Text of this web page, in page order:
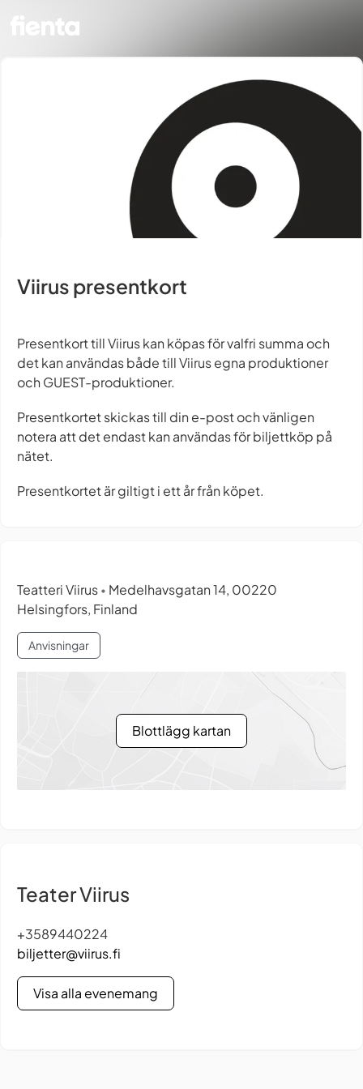
Viirus presentkort
Presentkort till Viirus kan köpas för valfri summa och
det kan användas både till Viirus egna produktioner
och GUEST-produktioner.
Presentkortet skickas till din e-post och vänligen
notera att det endast kan användas för biljettköp på
nätet.
Presentkortet är giltigt i ett år från köpet.
Teatteri Viirus • Medelhavsgatan 14, 00220
Helsingfors, Finland
Anvisningar
Blottlägg kartan
Teater Viirus
+3589440224
biljetter@viirus.fi
Visa alla evenemang